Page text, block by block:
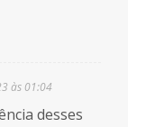
às 01:04
desses